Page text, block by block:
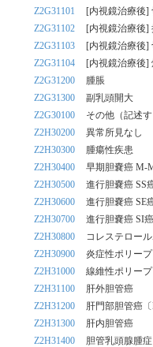
Z2G31101
[内視鏡治療後]
Z2G31102
[内視鏡治療後]
Z2G31103
[内視鏡治療後]
Z2G31104
[内視鏡治療後]
Z2G31200
腫脹
Z2G31300
副乳頭開大
Z2G30100
その他（記述す
Z2H30200
異常所見なし
Z2H30300
腫瘍性疾患
Z2H30400
早期胆嚢癌 M-
Z2H30500
進行胆嚢癌 SS
Z2H30600
進行胆嚢癌 SE
Z2H30700
進行胆嚢癌 SI癌
Z2H30800
コレステロー
Z2H30900
炎症性ポリープ
Z2H31000
線維性ポリープ
Z2H31100
肝外胆管癌
Z2H31200
肝門部胆管癌〔
Z2H31300
肝内胆管癌
Z2H31400
胆管乳頭腺腫症